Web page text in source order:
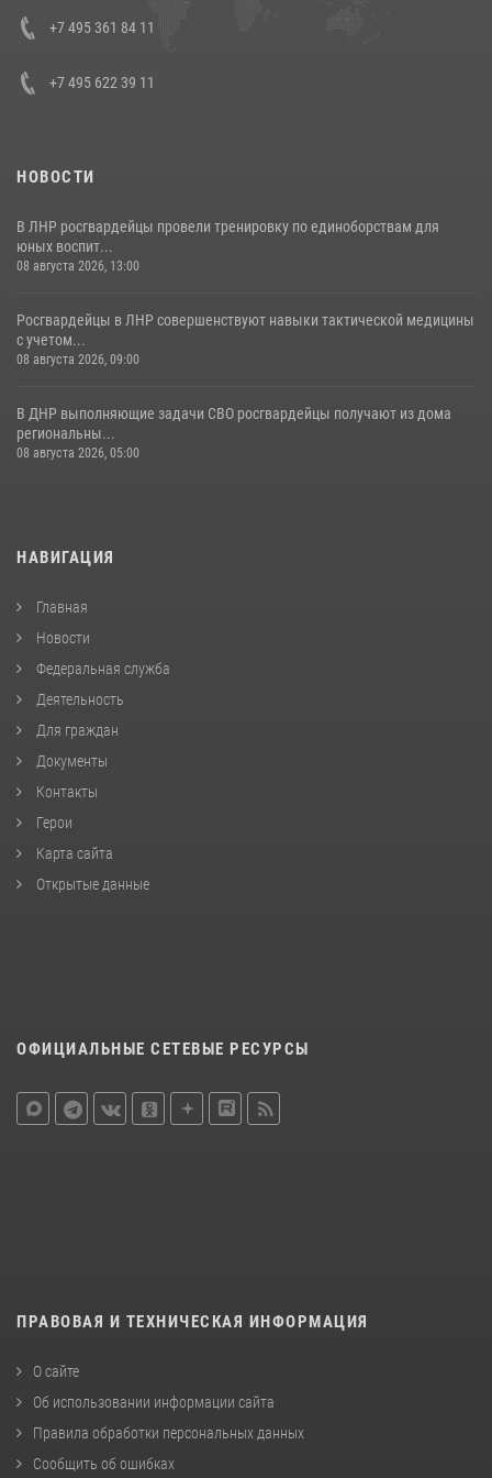
Кавказском федеральном округе Виталием Кузнецовым
+7 495 361 84 11
+7 495 622 39 11
НОВОСТИ
В ЛНР росгвардейцы провели тренировку по единоборствам для
юных воспит...
08 августа 2026, 13:00
Росгвардейцы в ЛНР совершенствуют навыки тактической медицины
с учетом...
08 августа 2026, 09:00
В ДНР выполняющие задачи СВО росгвардейцы получают из дома
региональны...
08 августа 2026, 05:00
НАВИГАЦИЯ
Главная
Новости
Федеральная служба
Деятельность
Для граждан
Документы
Контакты
Герои
Карта сайта
Открытые данные
ОФИЦИАЛЬНЫЕ СЕТЕВЫЕ РЕСУРСЫ
ПРАВОВАЯ И ТЕХНИЧЕСКАЯ ИНФОРМАЦИЯ
О сайте
Об использовании информации сайта
Правила обработки персональных данных
Сообщить об ошибках